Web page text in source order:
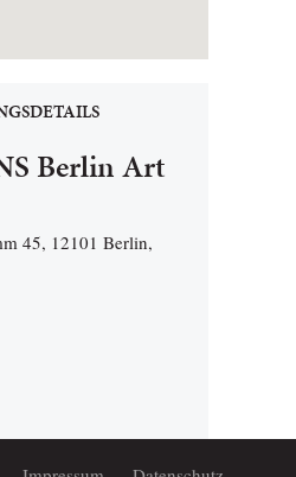
Berlin Art
45, 12101 Berlin,